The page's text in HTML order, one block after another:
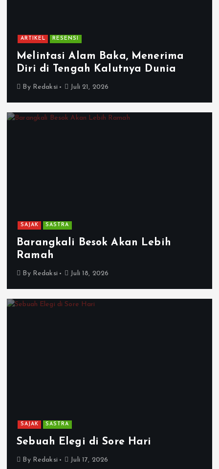
ARTIKEL RESENSI
Melintasi Alam Baka, Menerima
Diri di Tengah Kalutnya Dunia
By Redaksi Juli 21, 2026
SAJAK SASTRA
Barangkali Besok Akan Lebih
Ramah
By Redaksi Juli 18, 2026
SAJAK SASTRA
Sebuah Elegi di Sore Hari
By Redaksi Juli 17, 2026